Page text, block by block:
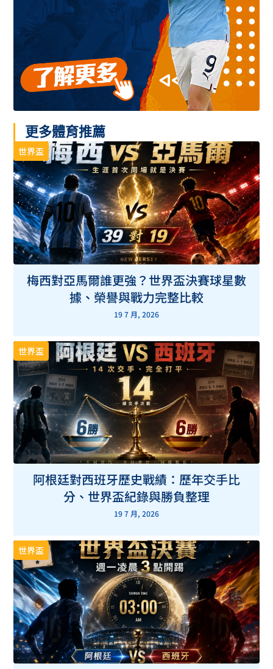
更多體育推薦
世界盃
梅西對亞馬爾誰更強？世界盃決賽球星數
據、榮譽與戰力完整比較
19 7 月, 2026
世界盃
阿根廷對西班牙歷史戰績：歷年交手比
分、世界盃紀錄與勝負整理
19 7 月, 2026
世界盃